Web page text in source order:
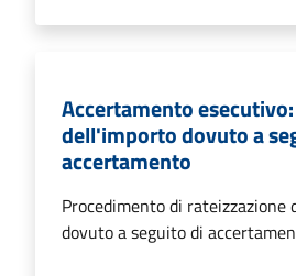
Accertamento
dell'importo dovuto a
accertamento
Procedimento di rateizzazione
dovuto a seguito di